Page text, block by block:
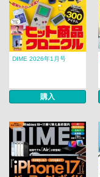
DIME 2026年1月号
購入